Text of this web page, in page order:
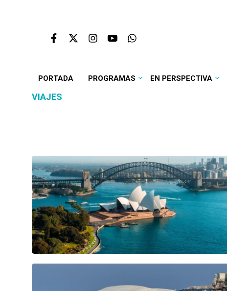
PORTADA PROGRAMAS EN PERSPECTIVA
VIAJES